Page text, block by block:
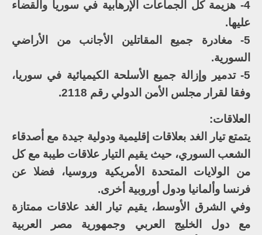
4- هزيمة كل الجماعات الإرهابية في سوريا والقضاء
عليها.
5- مغادرة جميع المقاتلين الأجانب من الأراضي
السورية.
5- تدمير وإزالة جميع الأسلحة الكيميائية في سوريا،
وفقا لقرار مجلس الأمن الدولي رقم 2118.
العلاقات:
يتمتع تيار الغد بعلاقات إقليمية ودولية جيدة مع أصدقاء
الشعب السوري، حيث يقيم التيار علاقات طيبة مع كل
من الولايات المتحدة الأمريكية وروسيا، فضلا عن
فرنسا وألمانيا ودول أوروبية أخرى.
وفي الشرق الأوسط، يقيم تيار الغد علاقات ممتازة
مع دول الخليج العربي وجمهورية مصر العربية